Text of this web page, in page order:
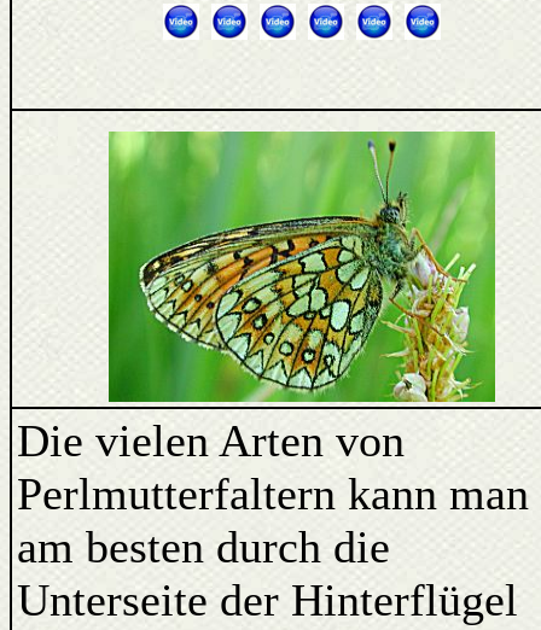
Die vielen Arten von
Perlmutterfaltern kann man
am besten durch die
Unterseite der Hinterflügel